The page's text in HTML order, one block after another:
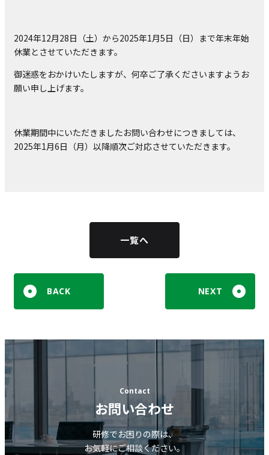
2024年12月28日（土）から2025年1月5日（日）まで年末年始
休業とさせていただきます。
御迷惑をおかけいたしますが、何卒ご了承くださいますようお
願い申し上げます。
休業期間中にいただきましたお問い合わせにつきましては、
2025年1月6日（月）以降順次ご対応させていただきます。
一覧へ
BACK NEXT
Contact
お問い合わせ
研修でお困りの際は、
お気軽にご相談ください。